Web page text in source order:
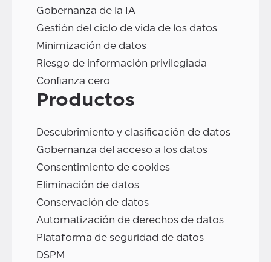
Gobernanza de la IA
Gestión del ciclo de vida de los datos
Minimización de datos
Riesgo de información privilegiada
Confianza cero
Productos
Descubrimiento y clasificación de datos
Gobernanza del acceso a los datos
Consentimiento de cookies
Eliminación de datos
Conservación de datos
Automatización de derechos de datos
Plataforma de seguridad de datos
DSPM